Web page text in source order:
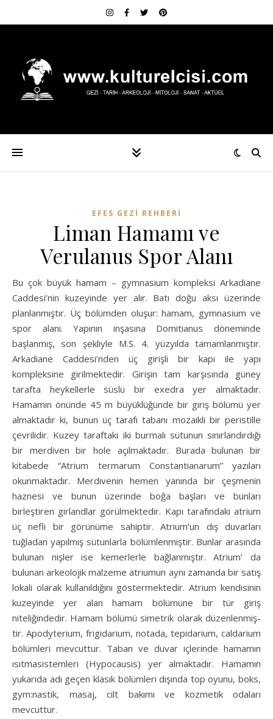
EFES GEZI REHBERI
Liman Hamamı ve
Verulanus Spor Alanı
Bu çok büyük hamam – gymnasium kompleksi Arkadiane
Caddesi’nin kuzeyinde yer alır. Batı doğu aksı üzerinde
planlanmıştır. Üç bölümden oluşur: hamam, gymnasium ve
spor alanı. Yapının inşasına Domitianus döneminde
başlanmış, son şekliyle M.S. 4. yüzyılda tamamlanmıştır.
Arkadiane Caddesi’nden üç girişli bir kapı ile yapı
kompleksine girilmektedir. Girişin tam karşı­sında güney
tarafta heykellerle süslü bir exedra yer almaktadır.
Hamamın önünde 45 m büyüklüğünde bir giriş bölümü yer
almaktadır ki, bunun üç tarafı tabanı mozaikli bir peristille
çevrilidir. Kuzey taraftaki iki burmalı sütunun sı­nırlandırdığı
bir merdiven bir hole açılmaktadır. Burada bulunan bir
kitabede “Atrium termarum Constantianarum” yazıları
okunmaktadır. Merdivenin hemen yanında bir çeşmenin
haznesi ve bunun üzerinde boğa başları ve bunları
birleştiren girlandlar görülmektedir. Kapı tarafındaki atrium
üç nefli bir görünüme sahiptir. Atrium’un dış duvarları
tuğladan yapılmış sütunlarla bölümlenmiştir. Bunlar arasında
bulunan nişler ise kemerlerle bağlanmıştır. Atrium’ da
bulunan arkeolojik malzeme atriumun aynı zamanda bir satış
lokali olarak kullanıldığını göstermektedir. Atrium kendisinin
kuzeyinde yer alan hamam bölümüne bir tür giriş
niteliğindedir. Hamam bölümü simetrik olarak düzenlenmiş­
tir. Apodyterium, frigidarium, notada, tepidarium, caldarium
bölümleri mevcuttur. Taban ve duvar içlerinde hamamın
ısıtmasistemleri (Hypocausis) yer almaktadır. Hamamın
yukarıda adı geçen klasik bölümleri dışında top oyunu, boks,
gym:nastik, masaj, cilt bakımı ve kozmetik odaları
mevcuttur.